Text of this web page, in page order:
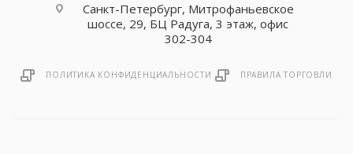
Санкт-Петербург, Митрофаньевское
шоссе, 29, БЦ Радуга, 3 этаж, офис
302-304
ПОЛИТИКА КОНФИДЕНЦИАЛЬНОСТИ ПРАВИЛА ТОРГОВЛИ